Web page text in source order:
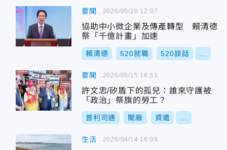
要聞
協助中小微企業及傳產轉型 賴清德
祭「千億計畫」加速
賴清德 520就職 520談話
2026/05/20 12:07
要聞
許文忠/矽盾下的孤兒：誰來守護被
「政治」祭旗的勞工？
普利司通 關廠 資遣
2026/05/15 16:51
生活 2026/04/14 16:09